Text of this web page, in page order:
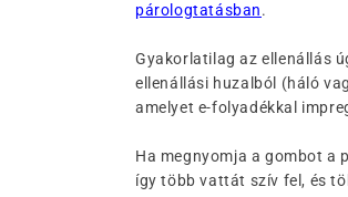
párologtatásban.
Gyakorlatilag az ellenállás
ellenállási huzalból (háló
amelyet e-folyadékkal
Ha megnyomja a gombot a
így több vattát szív fel, és